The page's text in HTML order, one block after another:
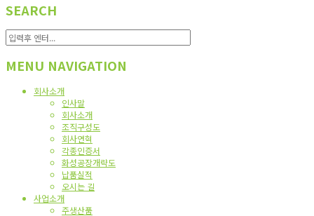
SEARCH
MENU NAVIGATION
회사소개
인사말
회사소개
조직구성도
회사연혁
각종인증서
화성공장개략도
납품실적
오시는 길
사업소개
주생산품